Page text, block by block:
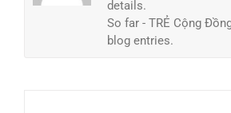
details.
So far - TRẺ Cộng
blog entries.